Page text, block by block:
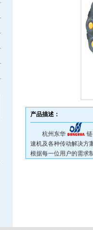
产品描述：
杭州东华
速机及各种传动解决方
根据每一位用户的需求